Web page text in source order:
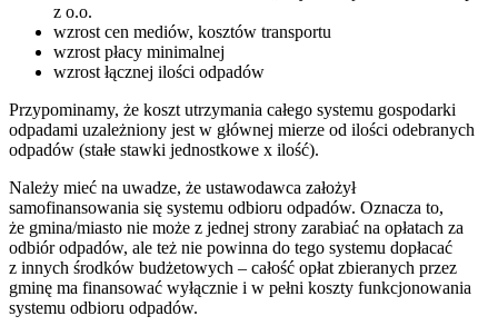
z o.o.
wzrost cen mediów, kosztów transportu
wzrost płacy minimalnej
wzrost łącznej ilości odpadów
Przypominamy, że koszt utrzymania całego systemu gospodarki
odpadami uzależniony jest w głównej mierze od ilości odebranych
odpadów (stałe stawki jednostkowe x ilość).
Należy mieć na uwadze, że ustawodawca założył
samofinansowania się systemu odbioru odpadów. Oznacza to,
że gmina/miasto nie może z jednej strony zarabiać na opłatach za
odbiór odpadów, ale też nie powinna do tego systemu dopłacać
z innych środków budżetowych – całość opłat zbieranych przez
gminę ma finansować wyłącznie i w pełni koszty funkcjonowania
systemu odbioru odpadów.